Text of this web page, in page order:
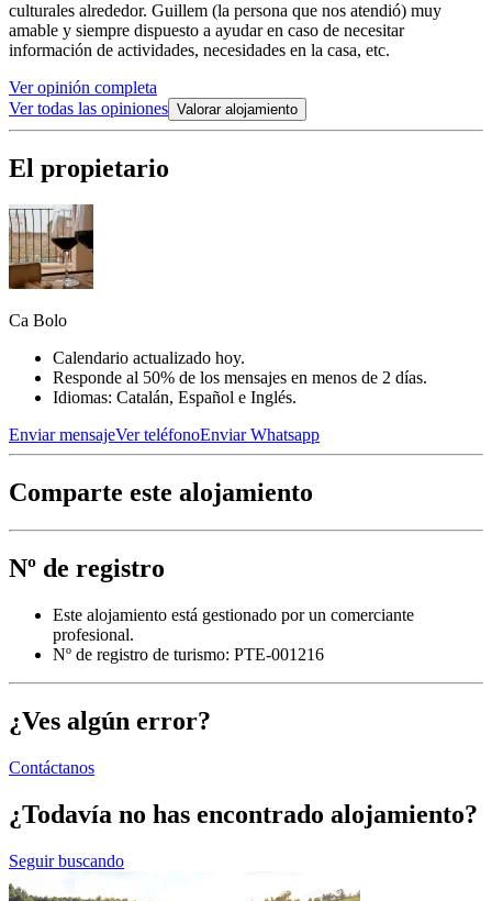
culturales alrededor. Guillem (la persona que nos atendió) muy
amable y siempre dispuesto a ayudar en caso de necesitar
información de actividades, necesidades en la casa, etc.
Ver opinión completa
Ver todas las opiniones Valorar alojamiento
El propietario
Ca Bolo
Calendario actualizado hoy.
Responde al 50% de los mensajes en menos de 2 días.
Idiomas: Catalán, Español e Inglés.
Enviar mensajeVer teléfonoEnviar Whatsapp
Comparte este alojamiento
Nº de registro
Este alojamiento está gestionado por un comerciante
profesional.
Nº de registro de turismo: PTE-001216
¿Ves algún error?
Contáctanos
¿Todavía no has encontrado alojamiento?
Seguir buscando